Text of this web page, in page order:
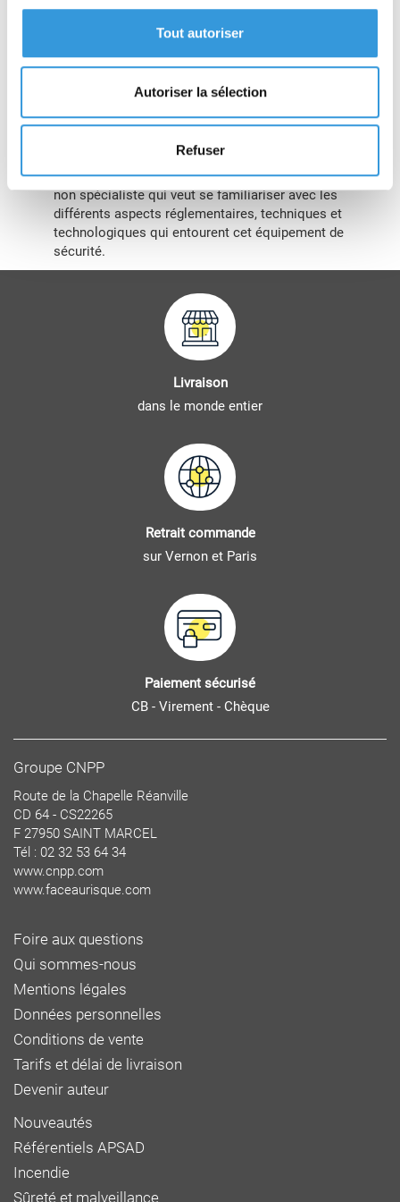
Tout autoriser
Autoriser la sélection
Refuser
matériel au regard des exigences de
fonctionnement ainsi que de la réglementation,
des normes et des référentiels en vigueur. L’une
d’elle traite en particulier de la détection par
le professionnel, utilisateur comme prescripteur,
de systèmes de détection incendie que le lecteur
non spécialiste qui veut se familiariser avec les
différents aspects réglementaires, techniques et
technologiques qui entourent cet équipement de
sécurité.
Livraison
dans le monde entier
Retrait commande
sur Vernon et Paris
Paiement sécurisé
CB - Virement - Chèque
Groupe CNPP
Route de la Chapelle Réanville
CD 64 - CS22265
F 27950 SAINT MARCEL
Tél : 02 32 53 64 34
www.cnpp.com
www.faceaurisque.com
Foire aux questions
Qui sommes-nous
Mentions légales
Données personnelles
Conditions de vente
Tarifs et délai de livraison
Devenir auteur
Nouveautés
Référentiels APSAD
Incendie
Sûreté et malveillance